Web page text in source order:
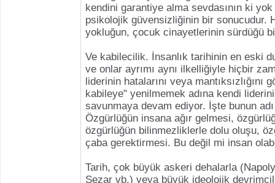
kendini garantiye alma sevdasının ki
psikolojik güvensizliğinin bir sonucudur.
yokluğun, çocuk cinayetlerinin sürdüğü
Ve kabilecilik. İnsanlık tarihinin en eski
ve onlar ayrımı aynı ilkelliğiyle hiçbir
liderinin hatalarını veya mantıksızlığını
kabileye" yenilmemek adına kendi
savunmaya devam ediyor. İşte bunun
Özgürlüğün insana ağır gelmesi,
özgürlüğün bilinmezliklerle dolu oluşu,
çaba gerektirmesi. Bu değil mi insan
Tarih, çok büyük askeri dehalarla
Sezar vb.) veya büyük ideolojik